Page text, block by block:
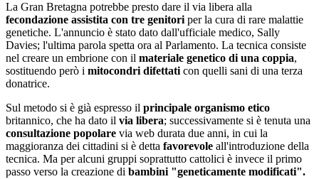
La Gran Bretagna potrebbe presto dare il via libera alla
fecondazione assistita con tre genitori per la cura di rare malattie
genetiche. L'annuncio è stato dato dall'ufficiale medico, Sally
Davies; l'ultima parola spetta ora al Parlamento. La tecnica consiste
nel creare un embrione con il materiale genetico di una coppia,
sostituendo però i mitocondri difettati con quelli sani di una terza
donatrice.
Sul metodo si è già espresso il principale organismo etico
britannico, che ha dato il via libera; successivamente si è tenuta una
consultazione popolare via web durata due anni, in cui la
maggioranza dei cittadini si è detta favorevole all'introduzione della
tecnica. Ma per alcuni gruppi soprattutto cattolici è invece il primo
passo verso la creazione di bambini "geneticamente modificati".